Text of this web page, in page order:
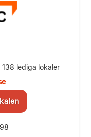
lediga lokaler